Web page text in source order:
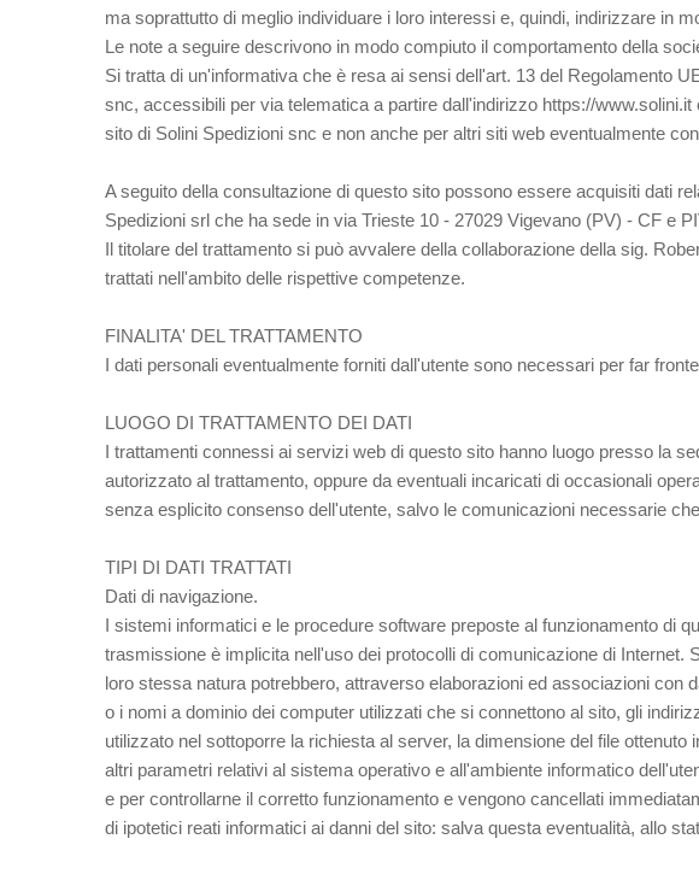
ma soprattutto di meglio individuare i loro interessi e, quindi, indirizzare in
Le note a seguire descrivono in modo compiuto il comportamento della
Si tratta di un'informativa che è resa ai sensi dell'art. 13 del Regolamento
snc, accessibili per via telematica a partire dall'indirizzo https://
sito di Solini Spedizioni snc e non anche per altri siti web eventualmente
A seguito della consultazione di questo sito possono essere acquisiti dati
Spedizioni srl che ha sede in via Trieste 10 - 27029 Vigevano (PV) - CF e
Il titolare del trattamento si può avvalere della collaborazione della sig.
trattati nell'ambito delle rispettive competenze.
FINALITA' DEL TRATTAMENTO
I dati personali eventualmente forniti dall'utente sono necessari per far
LUOGO DI TRATTAMENTO DEI DATI
I trattamenti connessi ai servizi web di questo sito hanno luogo presso la
autorizzato al trattamento, oppure da eventuali incaricati di occasionali
senza esplicito consenso dell'utente, salvo le comunicazioni necessarie
TIPI DI DATI TRATTATI
Dati di navigazione.
I sistemi informatici e le procedure software preposte al funzionamento di
trasmissione è implicita nell'uso dei protocolli di comunicazione di
loro stessa natura potrebbero, attraverso elaborazioni ed associazioni con
o i nomi a dominio dei computer utilizzati che si connettono al sito, gli
utilizzato nel sottoporre la richiesta al server, la dimensione del file
altri parametri relativi al sistema operativo e all'ambiente informatico
e per controllarne il corretto funzionamento e vengono cancellati
di ipotetici reati informatici ai danni del sito: salva questa eventualità, allo